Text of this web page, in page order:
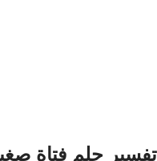
تفسير حلم فتاة